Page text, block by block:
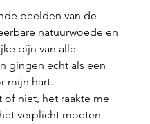
beelden van de
natuurwoede en
pijn van alle
gingen echt als een
mijn hart.
of niet, het raakte me
verplicht moeten